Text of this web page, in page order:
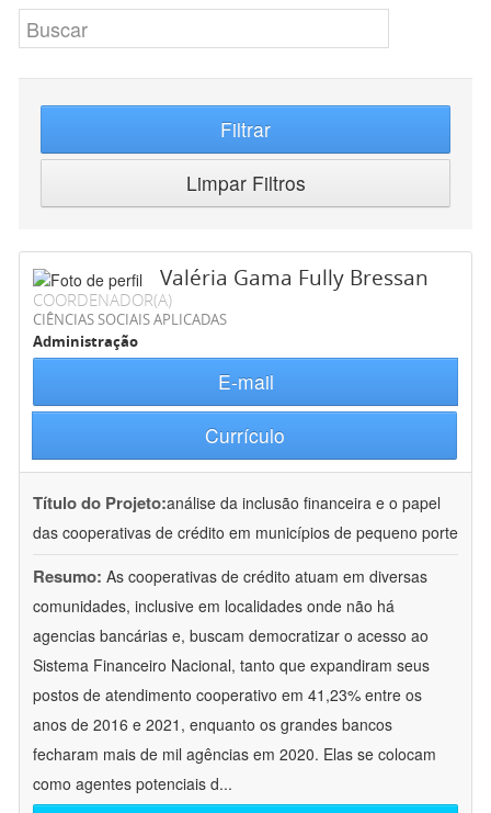
Filtrar
Limpar Filtros
Valéria Gama Fully Bressan
COORDENADOR(A)
CIÊNCIAS SOCIAIS APLICADAS
Administração
E-mail
Currículo
Título do Projeto:análise da inclusão financeira e o papel
das cooperativas de crédito em municípios de pequeno porte
Resumo: As cooperativas de crédito atuam em diversas
comunidades, inclusive em localidades onde não há
agencias bancárias e, buscam democratizar o acesso ao
Sistema Financeiro Nacional, tanto que expandiram seus
postos de atendimento cooperativo em 41,23% entre os
anos de 2016 e 2021, enquanto os grandes bancos
fecharam mais de mil agências em 2020. Elas se colocam
como agentes potenciais d...